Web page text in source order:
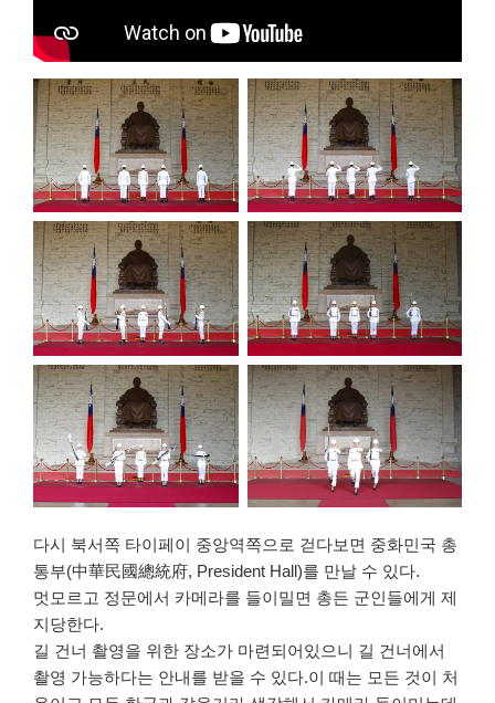
다시 북서쪽 타이페이 중앙역쪽으로 걷다보면 중화민국 총
통부(中華民國總統府, President Hall)를 만날 수 있다.
멋모르고 정문에서 카메라를 들이밀면 총든 군인들에게 제
지당한다.
길 건너 촬영을 위한 장소가 마련되어있으니 길 건너에서
촬영 가능하다는 안내를 받을 수 있다.이 때는 모든 것이 처